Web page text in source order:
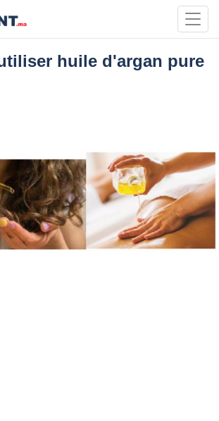
huile d'argan pure